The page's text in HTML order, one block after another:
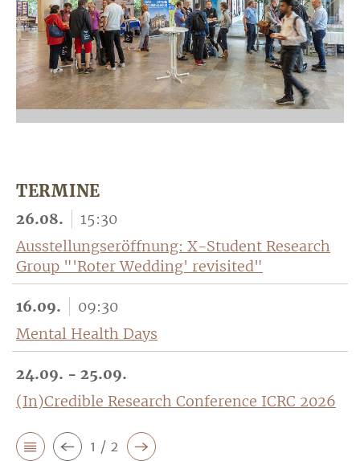
TERMINE
26.08.
15:30
Ausstellungseröffnung: X-Student Research
Group "'Roter Wedding' revisited"
16.09.
09:30
Mental Health Days
24.09. - 25.09.
(In)Credible Research Conference ICRC 2026
1 / 2